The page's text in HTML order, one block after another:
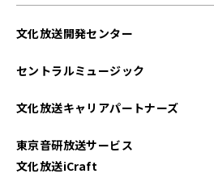
2025年04月
文化放送開発センター
セントラルミュージック
文化放送キャリアパートナーズ
東京音研放送サービス
文化放送iCraft